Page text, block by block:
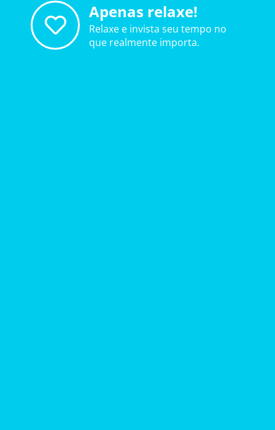
Apenas relaxe!
Relaxe e invista seu tempo no
que realmente importa.